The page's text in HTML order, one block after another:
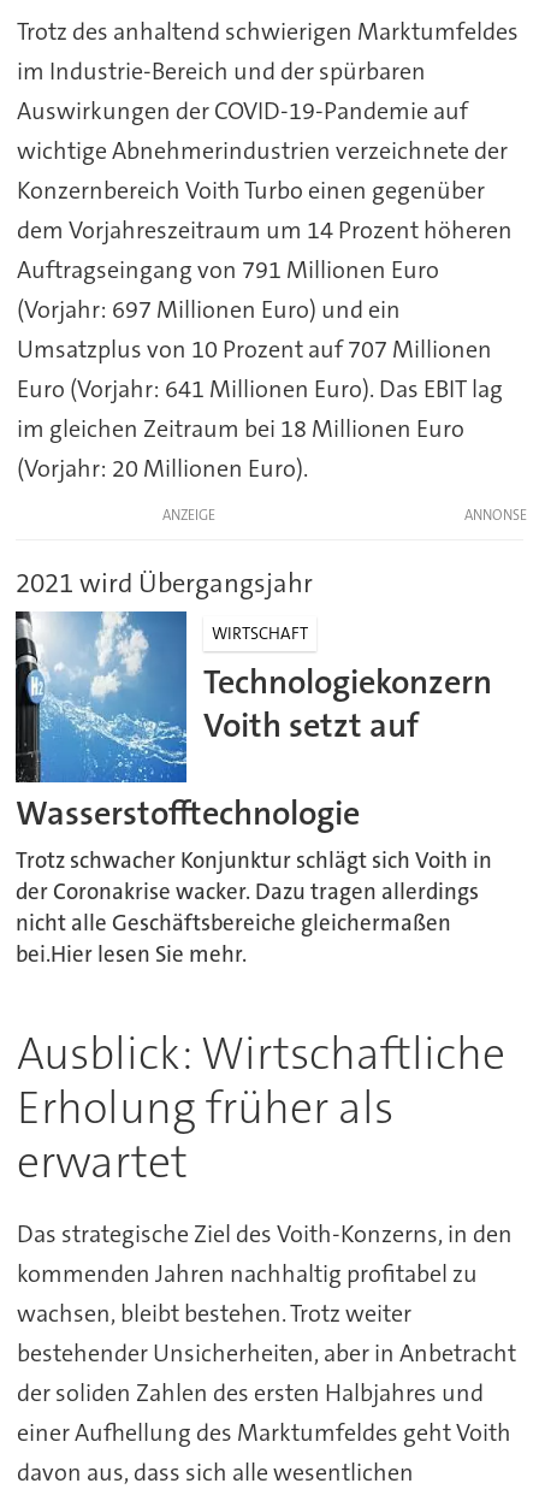
Trotz des anhaltend schwierigen Marktumfeldes
im Industrie-Bereich und der spürbaren
Auswirkungen der COVID-19-Pandemie auf
wichtige Abnehmerindustrien verzeichnete der
Konzernbereich Voith Turbo einen gegenüber
dem Vorjahreszeitraum um 14 Prozent höheren
Auftragseingang von 791 Millionen Euro
(Vorjahr: 697 Millionen Euro) und ein
Umsatzplus von 10 Prozent auf 707 Millionen
Euro (Vorjahr: 641 Millionen Euro). Das EBIT lag
im gleichen Zeitraum bei 18 Millionen Euro
(Vorjahr: 20 Millionen Euro).
ANZEIGE
2021 wird Übergangsjahr
WIRTSCHAFT
Technologiekonzern
Voith setzt auf
Wasserstofftechnologie
Trotz schwacher Konjunktur schlägt sich Voith in
der Coronakrise wacker. Dazu tragen allerdings
nicht alle Geschäftsbereiche gleichermaßen
bei.Hier lesen Sie mehr.
Ausblick: Wirtschaftliche
Erholung früher als
erwartet
Das strategische Ziel des Voith-Konzerns, in den
kommenden Jahren nachhaltig profitabel zu
wachsen, bleibt bestehen. Trotz weiter
bestehender Unsicherheiten, aber in Anbetracht
der soliden Zahlen des ersten Halbjahres und
einer Aufhellung des Marktumfeldes geht Voith
davon aus, dass sich alle wesentlichen